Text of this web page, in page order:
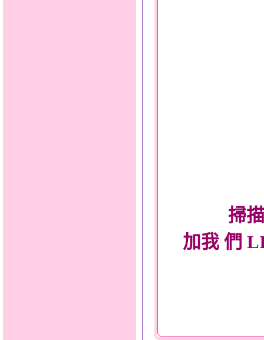
掃
加我 們